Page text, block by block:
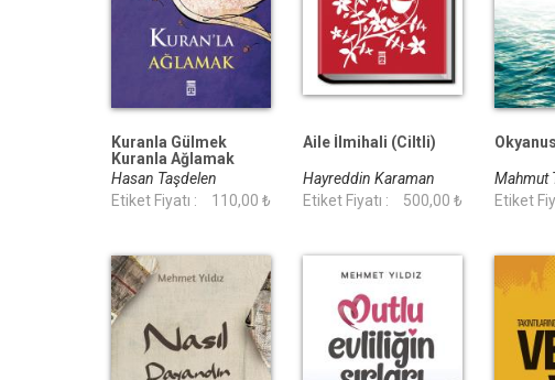
Kuranla Gülmek
Kuranla Ağlamak
Hasan Taşdelen
Etiket Fiyatı :
110,00 ₺
Aile İlmihali (Ciltli)
Hayreddin Karaman
Etiket Fiyatı :
500,00 ₺
Mahmut
Etiket